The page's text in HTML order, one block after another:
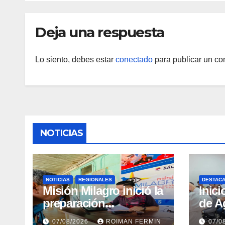
Deja una respuesta
Lo siento, debes estar conectado para publicar un
NOTICIAS
NOTICIAS REGIONALES
Misión Milagro inició la
preparación
preoperatoria de
07/08/2026 ROIMAN FERMIN
de
07/